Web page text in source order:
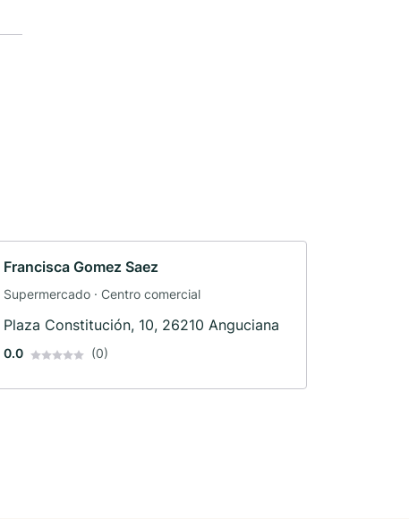
Francisca Gomez Saez
Supermercado · Centro comercial
Plaza Constitución, 10, 26210 Anguciana
0.0 (0)